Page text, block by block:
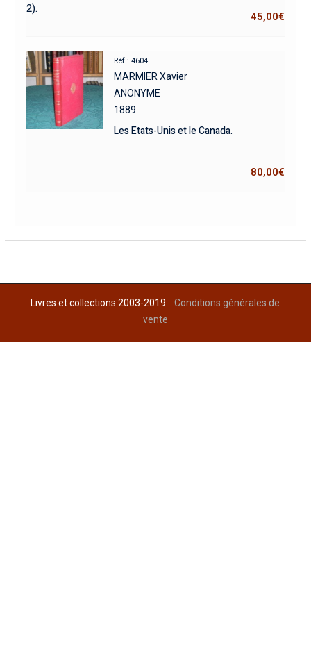
2).
45,00€
Réf : 4604
MARMIER Xavier
ANONYME
1889
Les Etats-Unis et le Canada.
80,00€
Livres et collections 2003-2019Conditions générales de
vente